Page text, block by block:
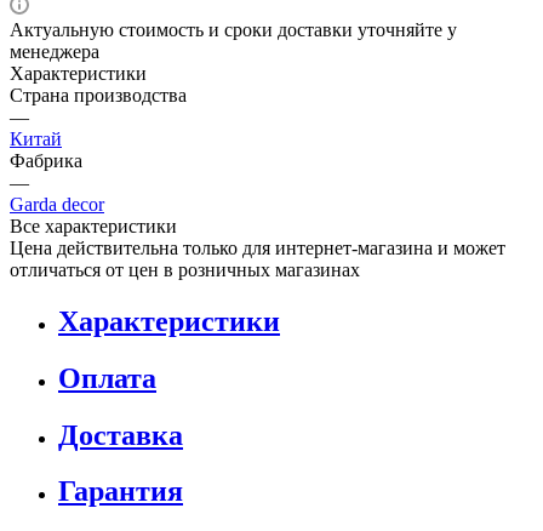
Актуальную стоимость и сроки доставки уточняйте у
менеджера
Характеристики
Страна производства
—
Китай
Фабрика
—
Garda decor
Все характеристики
Цена действительна только для интернет-магазина и может
отличаться от цен в розничных магазинах
Характеристики
Оплата
Доставка
Гарантия